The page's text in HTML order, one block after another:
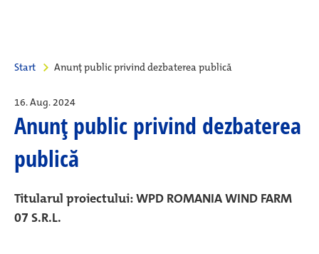
Start Anunţ public privind dezbaterea publică
16. Aug. 2024
Anunţ public privind dezbaterea
publică
Titularul proiectului:WPD ROMANIA WIND FARM
07 S.R.L.